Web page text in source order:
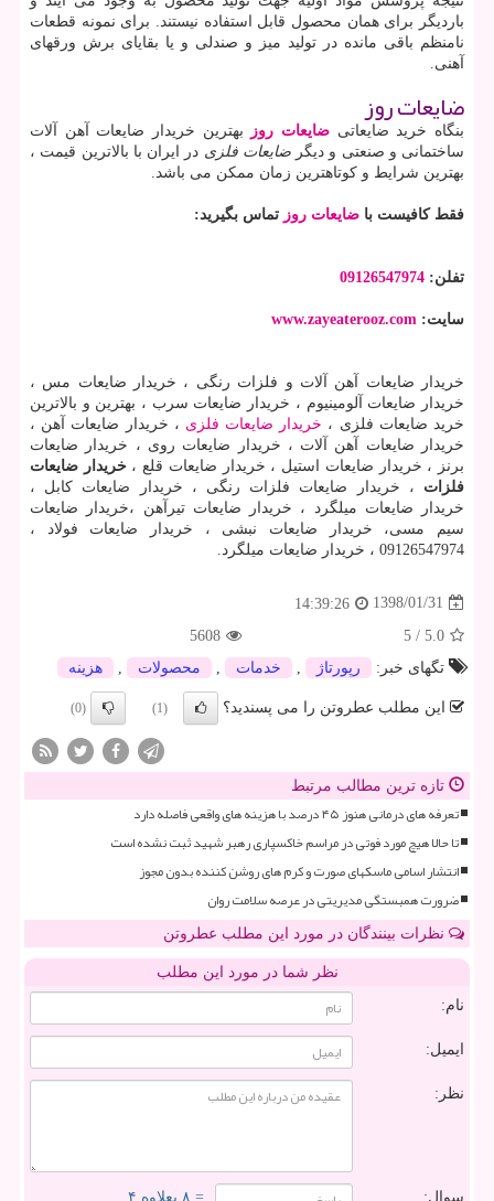
باردیگر برای همان محصول قابل استفاده نیستند. برای نمونه قطعات
نامنظم باقی مانده در تولید میز و صندلی و یا بقایای برش ورقهای
آهنی.
ضایعات روز
بنگاه خرید ضایعاتی ضایعات روز
بهترین خریدار ضایعات آهن آلات
ساختمانی و صنعتی و دیگرضایعات فلزی در ایران با بالاترین قیمت ،
بهترین شرایط و کوتاهترین زمان ممکن می باشد.
فقط کافیست با ضایعات روز تماس بگیرید:
تفلن: 09126547974
سایت: www.zayeaterooz.com
خریدار ضایعات آهن آلات و فلزات رنگی ، خریدار ضایعات مس ،
خریدار ضایعات آلومینیوم ، خریدار ضایعات سرب ، بهترین و بالاترین
خرید ضایعات فلزی ، خریدار ضایعات فلزی ، خریدار ضایعات آهن ،
خریدار ضایعات آهن آلات ، خریدار ضایعات روی ، خریدار ضایعات
برنز ، خریدار ضایعات استیل ، خریدار ضایعات قلع ،خریدار ضایعات
فلزات ، خریدار ضایعات فلزات رنگی ، خریدار ضایعات کابل ،
خریدار ضایعات میلگرد ، خریدار ضایعات تیرآهن ،خریدار ضایعات
سیم مسی، خریدار ضایعات نبشی ، خریدار ضایعات فولاد ،
09126547974 ، خریدار ضایعات میلگرد.
1398/01/31
14:39:26
5.0
/
5
5608
تگهای خبر:
رپورتاژ خدمات محصولات هزینه
این مطلب عطروتن را می پسندید؟ (1)
(0)
تازه ترین مطالب مرتبط
تعرفه های درمانی هنوز ۴۵ درصد با هزینه های واقعی فاصله دارد
تا حالا هیچ مورد فوتی در مراسم خاکسپاری رهبر شهید ثبت نشده است
انتشار اسامی ماسکهای صورت و کرم های روشن کننده بدون مجوز
ضرورت همبستگی مدیریتی در عرصه سلامت روان
نظرات بینندگان در مورد این مطلب عطروتن
نظر شما در مورد این مطلب
نام:
ایمیل:
نظر:
سوال: = ۸ بعلاوه ۴